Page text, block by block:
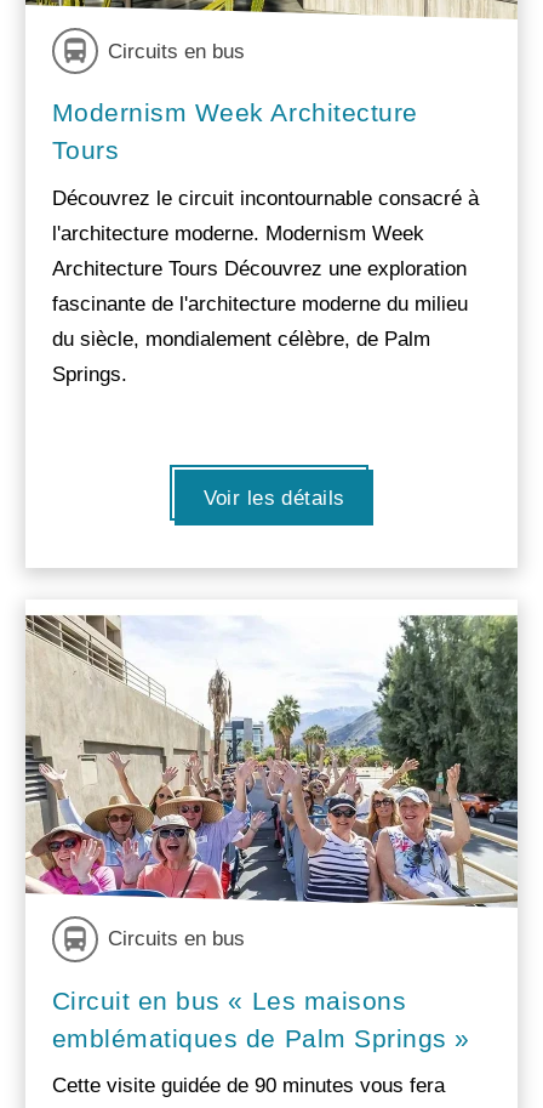
Circuits en bus
Modernism Week Architecture
Tours
Découvrez le circuit incontournable consacré à
l'architecture moderne. Modernism Week
Architecture Tours Découvrez une exploration
fascinante de l'architecture moderne du milieu
du siècle, mondialement célèbre, de Palm
Springs.
Voir les détails
Circuits en bus
Circuit en bus « Les maisons
emblématiques de Palm Springs »
Cette visite guidée de 90 minutes vous fera